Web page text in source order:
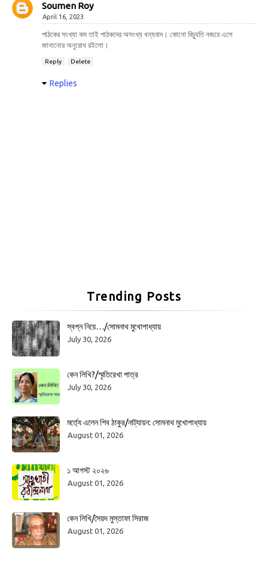
Soumen Roy
April 16, 2023
পাঠকের সংখ্যা কম তাই পাঠকদের অসংখ্য ধন্যবাদ। কোনো বিচ্যুতি নজরে এলে
জানানোর অনুরোধ রইলো।
Reply Delete
Replies
Trending Posts
স্বপ্ন নিয়ে…/সোমনাথ মুখোপাধ্যায়
July 30, 2026
কেন লিখি?/স্মৃতিরেখা পাত্র
July 30, 2026
মর্ত্যে এলেন শিব ঠাকুর/নাট্যায়ন: সোমনাথ মুখোপাধ্যায়
August 01, 2026
১ আগস্ট ২০২৬
August 01, 2026
কেন লিখি/সৈয়দ মুস্তাফা সিরাজ
August 01, 2026